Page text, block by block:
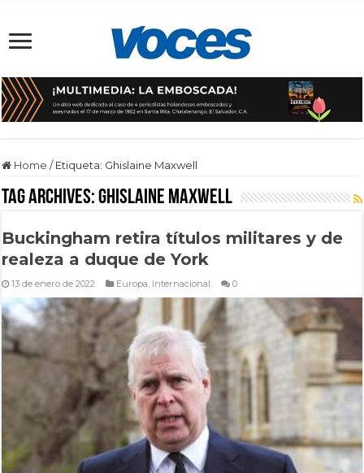
Home / Etiqueta: Ghislaine Maxwell
Tag Archives:Ghislaine Maxwell
Buckingham retira títulos militares y de
realeza a duque de York
13 de enero de 2022 Europa, Internacional 0